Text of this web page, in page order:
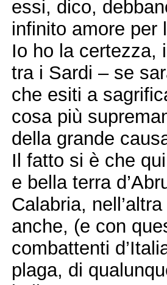
essi, dico,
infinito amore per
Io ho la certezza,
tra i Sardi – se
che esiti a
cosa più
della grande
Il fatto si è che
e bella terra
Calabria,
anche, (e con
combattenti
plaga, di